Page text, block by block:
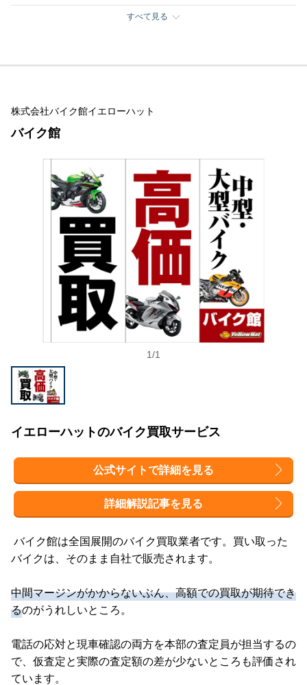
すべて見る
株式会社バイク館イエローハット
バイク館
1/1
イエローハットのバイク買取サービス
公式サイトで詳細を見る
詳細解説記事を見る
バイク館は全国展開のバイク買取業者です。買い取った
バイクは、そのまま自社で販売されます。
中間マージンがかからないぶん、高額での買取が期待でき
るのがうれしいところ。
電話の応対と現車確認の両方を本部の査定員が担当するの
で、仮査定と実際の査定額の差が少ないところも評価され
ています。